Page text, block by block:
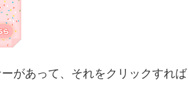
があって、それをクリックすれば